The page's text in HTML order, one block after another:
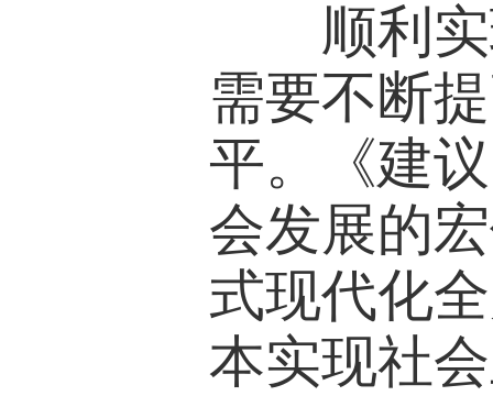
顺利实
需要不断
平。《建
会发展的
式现代化
本实现社